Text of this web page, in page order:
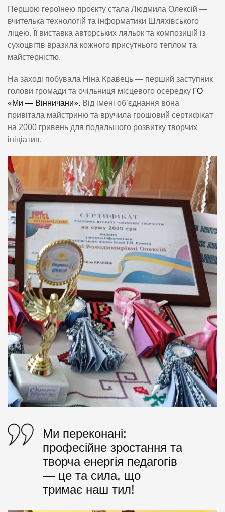
Першою героїнею проєкту стала Людмила Олексій —
вчителька технологій та інформатики Шляхівського
ліцею. Її виставка авторських ляльок та композицій із
сухоцвітів вразила кожного присутнього теплом та
майстерністю.
На заході побувала Ніна Кравець — перший заступник
голови громади та очільниця місцевого осередку ГО
«Ми — Вінничани». Від імені об’єднання вона
привітала майстриню та вручила грошовий сертифікат
на 2000 гривень для подальшого розвитку творчих
ініціатив.
Ми переконані:
професійне зростання та
творча енергія педагогів
— це та сила, що
тримає наш тил!